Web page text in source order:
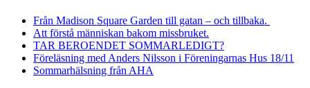
Från Madison Square Garden till gatan – och tillbaka.
Att förstå människan bakom missbruket.
TAR BEROENDET SOMMARLEDIGT?
Föreläsning med Anders Nilsson i Föreningarnas Hus 18/11
Sommarhälsning från AHA